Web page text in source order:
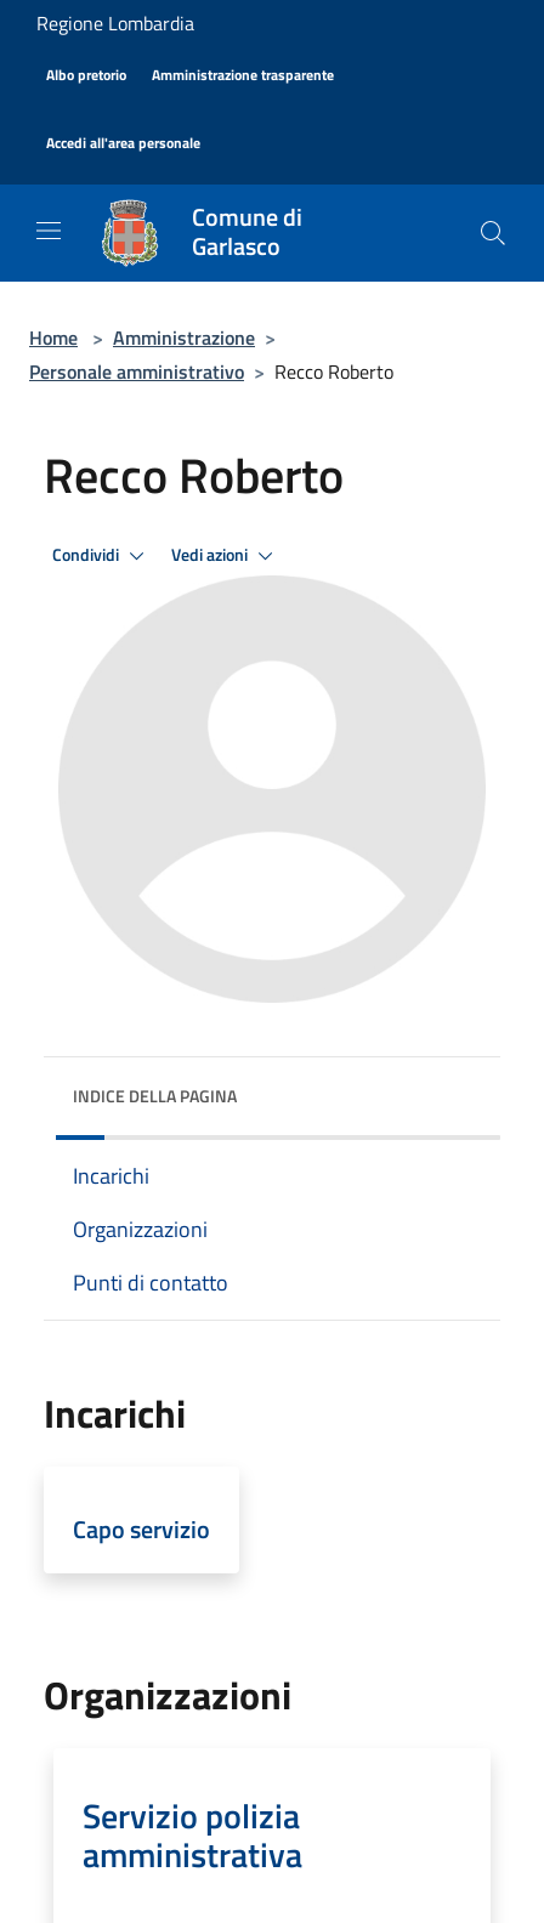
Salta al contenuto principale
Regione Lombardia
Albo pretorio Amministrazione trasparente
Accedi all'area personale
Comune di
Garlasco
Home > Amministrazione >
Personale amministrativo > Recco Roberto
Recco Roberto
Condividi Vedi azioni
INDICE DELLA PAGINA
Incarichi
Organizzazioni
Punti di contatto
Incarichi
Capo servizio
Organizzazioni
Servizio polizia
amministrativa